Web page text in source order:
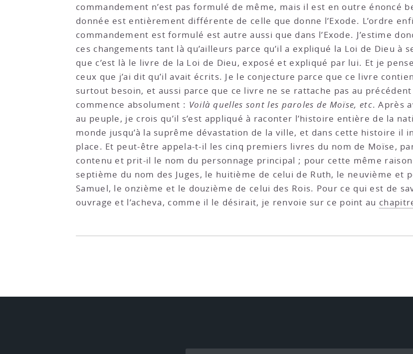
commandement n’est pas formulé de même, mais il est en outre énoncé
donnée est entièrement différente de celle que donne l’Exode. L’ordre
commandement est formulé est autre aussi que dans l’Exode. J’estime
ces changements tant là qu’ailleurs parce qu’il a expliqué la Loi de Dieu à
que c’est là le livre de la Loi de Dieu, exposé et expliqué par lui. Et je
ceux que j’ai dit qu’il avait écrits. Je le conjecture parce que ce livre
surtout besoin, et aussi parce que ce livre ne se rattache pas au
commence absolument : Voilà quelles sont les paroles de Moïse, etc. Après
au peuple, je crois qu’il s’est appliqué à raconter l’histoire entière de la
monde jusqu’à la suprême dévastation de la ville, et dans cette histoire il
place. Et peut-être appela-t-il les cinq premiers livres du nom de Moïse,
contenu et prit-il le nom du personnage principal ; pour cette même
septième du nom des Juges, le huitième de celui de Ruth, le neuvième et
Samuel, le onzième et le douzième de celui des Rois. Pour ce qui est de
ouvrage et l’acheva, comme il le désirait, je renvoie sur ce point au